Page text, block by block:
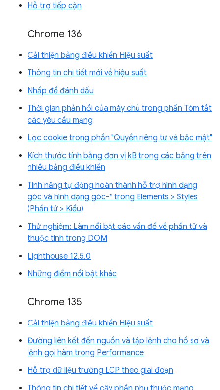
Hỗ trợ tiếp cận
Chrome 136
Cải thiện bảng điều khiển Hiệu suất
Thông tin chi tiết mới về hiệu suất
Nhấp để đánh dấu
Thời gian phản hồi của máy chủ trong phần Tóm tắt
các yêu cầu mạng
Lọc cookie trong phần "Quyền riêng tư và bảo mật"
Kích thước tính bằng đơn vị kB trong các bảng trên
nhiều bảng điều khiển
Tính năng tự động hoàn thành hỗ trợ hình dạng
góc và hình dạng góc-* trong Elements > Styles
(Phần tử > Kiểu)
Thử nghiệm: Làm nổi bật các vấn đề về phần tử và
thuộc tính trong DOM
Lighthouse 12.5.0
Những điểm nổi bật khác
Chrome 135
Cải thiện bảng điều khiển Hiệu suất
Đường liên kết đến nguồn và tập lệnh cho hồ sơ và
lệnh gọi hàm trong Performance
Hỗ trợ dữ liệu trường LCP theo giai đoạn
Thông tin chi tiết về cây phần phụ thuộc mạng